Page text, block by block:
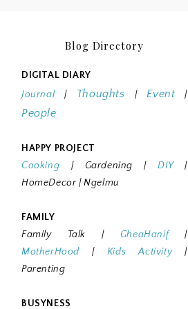
Blog Directory
DIGITAL DIARY
Journal| Thoughts |Event |
People
HAPPY PROJECT
Cooking | Gardening |DIY
|
HomeDecor| Ngelmu
FAMILY
Family Talk | GheaHanif|
MotherHood | Kids Activity|
Parenting
BUSYNESS